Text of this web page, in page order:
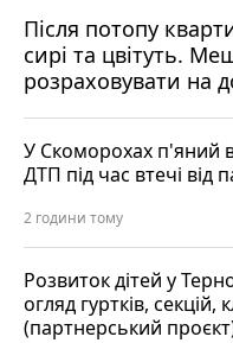
Після потопу
сирі та цвітуть.
розраховувати на
У Скоморохах п'яний
ДТП під час втечі від
2 години тому
Розвиток дітей у
огляд гуртків, секцій,
(партнерський